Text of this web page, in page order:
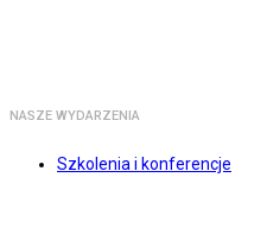
NASZE WYDARZENIA
Szkolenia i konferencje